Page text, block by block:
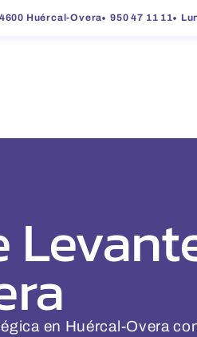
Huércal-Overa 950 47 11 11
en Huércal-Overa